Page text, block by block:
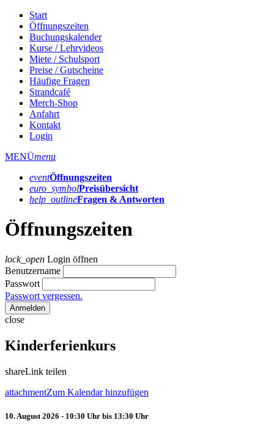
Start
Öffnungszeiten
Buchungskalender
Kurse / Lehrvideos
Miete / Schulsport
Preise / Gutscheine
Häufige Fragen
Strandcafé
Merch-Shop
Anfahrt
Kontakt
Login
MENÜmenu
eventÖffnungs­zeiten
euro_symbolPreis­übersicht
help_outlineFragen & Antworten
Öffnungszeiten
lock_open Login öffnen
Benutzername
Passwort
Passwort vergessen.
Anmelden
close
Kinderferienkurs
shareLink teilen
attachmentZum Kalendar hinzufügen
10. August 2026 - 10:30 Uhr bis 13:30 Uhr